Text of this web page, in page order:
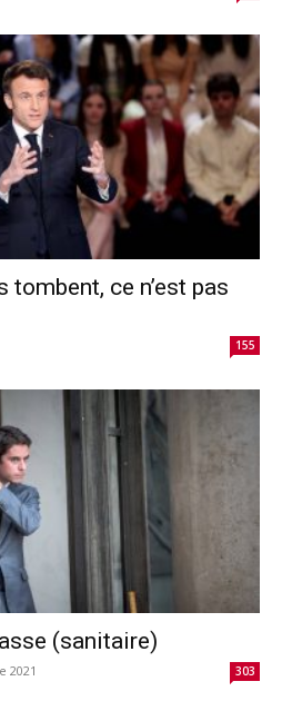
tombent, ce n’est pas
155
(sanitaire)
2021 303